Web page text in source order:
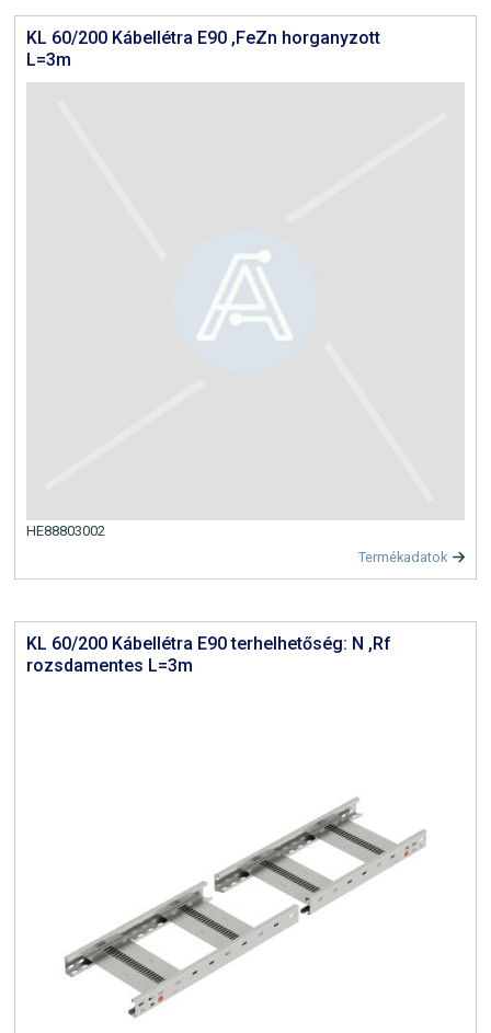
KL 60/200 Kábellétra E90 ,FeZn horganyzott
L=3m
HE88803002
Termékadatok
KL 60/200 Kábellétra E90 terhelhetőség: N ,Rf
rozsdamentes L=3m